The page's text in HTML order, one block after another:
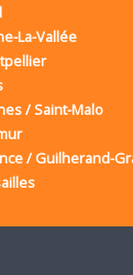
La-Vallée
/ Saint-Malo
/ Guilherand-